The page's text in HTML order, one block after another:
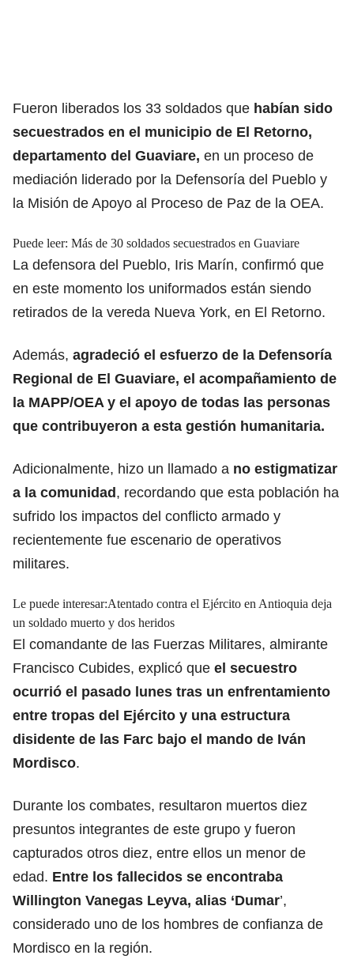
Fueron liberados los 33 soldados que habían sido
secuestrados en el municipio de El Retorno,
departamento del Guaviare, en un proceso de
mediación liderado por la Defensoría del Pueblo y
la Misión de Apoyo al Proceso de Paz de la OEA.
Puede leer: Más de 30 soldados secuestrados en Guaviare
La defensora del Pueblo, Iris Marín, confirmó que
en este momento los uniformados están siendo
retirados de la vereda Nueva York, en El Retorno.
Además, agradeció el esfuerzo de la Defensoría
Regional de El Guaviare, el acompañamiento de
la MAPP/OEA y el apoyo de todas las personas
que contribuyeron a esta gestión humanitaria.
Adicionalmente, hizo un llamado a no estigmatizar
a la comunidad, recordando que esta población ha
sufrido los impactos del conflicto armado y
recientemente fue escenario de operativos
militares.
Le puede interesar:Atentado contra el Ejército en Antioquia deja
un soldado muerto y dos heridos
El comandante de las Fuerzas Militares, almirante
Francisco Cubides, explicó que el secuestro
ocurrió el pasado lunes tras un enfrentamiento
entre tropas del Ejército y una estructura
disidente de las Farc bajo el mando de Iván
Mordisco.
Durante los combates, resultaron muertos diez
presuntos integrantes de este grupo y fueron
capturados otros diez, entre ellos un menor de
edad. Entre los fallecidos se encontraba
Willington Vanegas Leyva, alias ‘Dumar’,
considerado uno de los hombres de confianza de
Mordisco en la región.